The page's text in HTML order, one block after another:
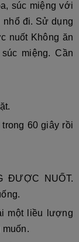
súc miệng với
nhổ đi. Sử dụng
nuốt Không ăn
miệng. Cần
60 giây rồi
ĐƯỢC NUỐT.
một liều lượng